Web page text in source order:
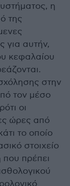
η
της
για αυτήν,
κεφαλαίου
στην
τον μέσο
οι
ώρες από
το οποίο
στοιχείο
πρέπει